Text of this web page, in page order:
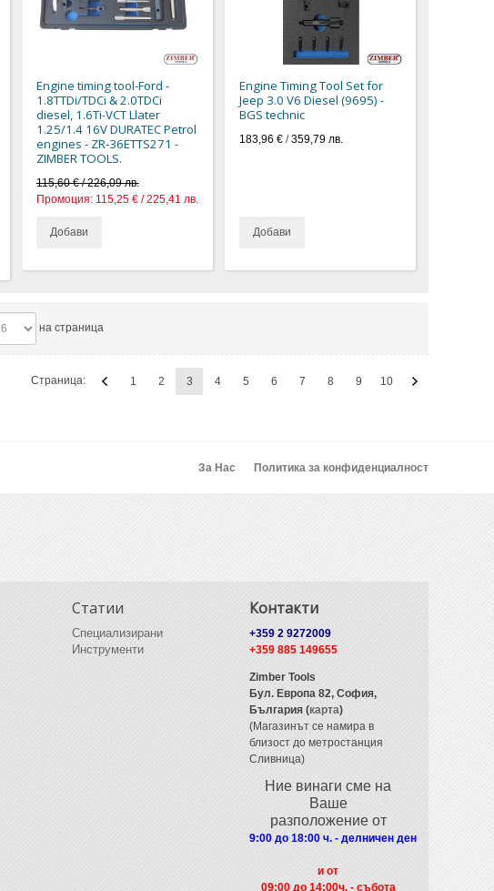
Engine timing tool-Ford -
1.8TTDi/TDCi & 2.0TDCi
diesel, 1.6Ti-VCT Llater
1.25/1.4 16V DURATEC Petrol
engines - ZR-36ETTS271 -
ZIMBER TOOLS.
115,60 € / 226,09 лв.
Промоция: 115,25 € / 225,41 лв.
Добави
Engine Timing Tool Set for
Jeep 3.0 V6 Diesel (9695) -
BGS technic
183,96 € /359,79 лв.
Добави
на страница
Страница: 1 2 3 4 5 6 7 8 9 10
За Нас Политика за конфиденциалност
Статии
Специализирани
Инструменти
Контакти
+359 2 9272009
+359 885 149655
Zimber Tools
Бул. Европа 82,София,
България (карта)
(Магазинът се намира в
близост до метростанция
Сливница)
Ние винаги сме на
Ваше
разположение от
9:00 до 18:00 ч. - делничен ден
и от
09:00 до 14:00ч. - събота